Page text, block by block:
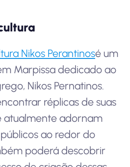
Nikos Perantinosé um
Marpissa dedicado ao
Nikos Pernatinos.
réplicas de suas
atualmente adornam
ao redor do
poderá descobrir